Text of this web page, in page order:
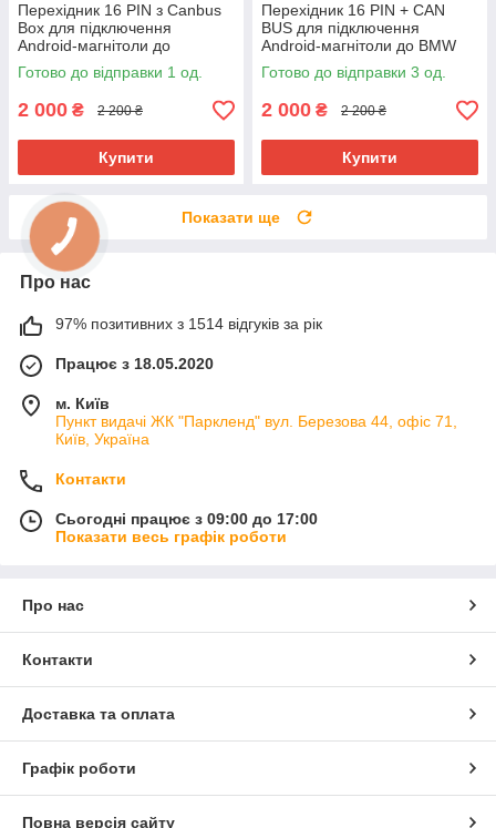
Перехідник 16 PIN з Canbus
Box для підключення
Android-магнітоли до
KIA/Hyundai
Готово до відправки 1 од.
2 000 ₴ 2 200 ₴
Купити
Перехідник 16 PIN + CAN
BUS для підключення
Android-магнітоли до BMW
X3 (E83) 2004–2010
Готово до відправки 3 од.
2 000 ₴ 2 200 ₴
Купити
Показати ще
Про нас
97% позитивних з 1514 відгуків за рік
Працює з 18.05.2020
м. Київ
Пункт видачі ЖК "Паркленд" вул. Березова 44, офіс 71,
Київ, Україна
Контакти
Сьогодні працює з 09:00 до 17:00
Показати весь графік роботи
Про нас
Контакти
Доставка та оплата
Графік роботи
Повна версія сайту